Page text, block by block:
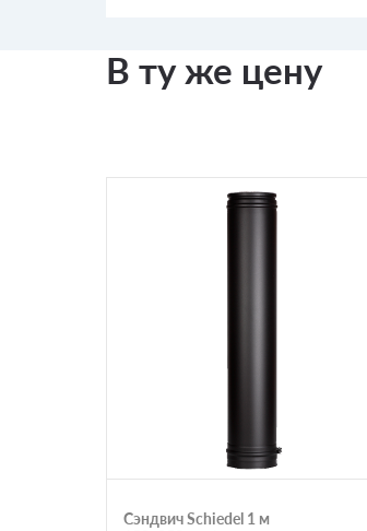
В ту же цену
Сэндвич Schiedel 1 м